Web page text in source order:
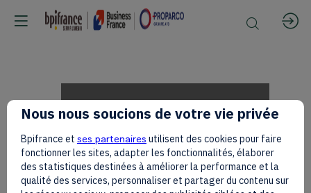
Nucléaire
civil
Nous nous soucions de votre vie privée
Bpifrance et ses partenaires utilisent des cookies pour faire
fonctionner les sites, adapter les fonctionnalités, élaborer
des statistiques destinées à améliorer la performance et la
qualité des services, personnaliser et partager du contenu sur